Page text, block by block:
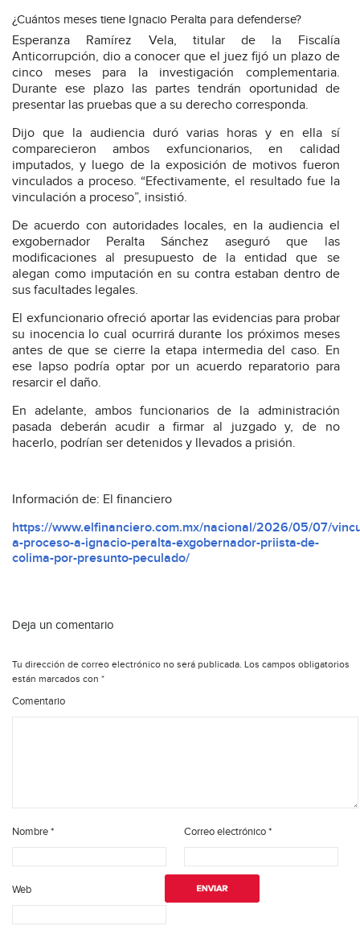
¿Cuántos meses tiene Ignacio Peralta para defenderse?
Esperanza Ramírez Vela, titular de la Fiscalía
Anticorrupción, dio a conocer que el juez fijó un plazo de
cinco meses para la investigación complementaria.
Durante ese plazo las partes tendrán oportunidad de
presentar las pruebas que a su derecho corresponda.
Dijo que la audiencia duró varias horas y en ella sí
comparecieron ambos exfuncionarios, en calidad
imputados, y luego de la exposición de motivos fueron
vinculados a proceso. “Efectivamente, el resultado fue la
vinculación a proceso”, insistió.
De acuerdo con autoridades locales, en la audiencia el
exgobernador Peralta Sánchez aseguró que las
modificaciones al presupuesto de la entidad que se
alegan como imputación en su contra estaban dentro de
sus facultades legales.
El exfuncionario ofreció aportar las evidencias para probar
su inocencia lo cual ocurrirá durante los próximos meses
antes de que se cierre la etapa intermedia del caso. En
ese lapso podría optar por un acuerdo reparatorio para
resarcir el daño.
En adelante, ambos funcionarios de la administración
pasada deberán acudir a firmar al juzgado y, de no
hacerlo, podrían ser detenidos y llevados a prisión.
Información de: El financiero
https://www.elfinanciero.com.mx/nacional/2026/05/07/
a-proceso-a-ignacio-peralta-exgobernador-priista-de-
colima-por-presunto-peculado/
Deja un comentario
Tu dirección de correo electrónico no será publicada. Los campos obligatorios
están marcados con *
Comentario
Nombre* Correo electrónico*
Web